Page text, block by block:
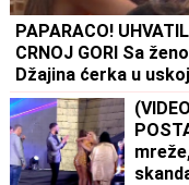
PAPARACO!
CRNOJ GORI Sa
Džajina ćerka u